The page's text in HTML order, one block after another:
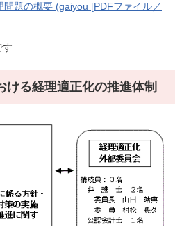
問題の概要 (gaiyou [PDFファイル／
す
ける経理適正化の推進体制